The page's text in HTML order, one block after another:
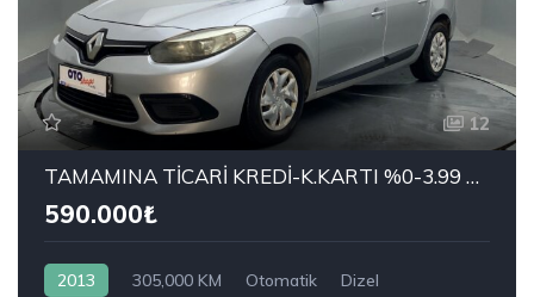
12
TAMAMINA TİCARİ KREDİ-K.KARTI %0-3.99 ÇEK-2.99 SENET-ÇKS SATIŞ
590.000₺
2013 305,000 KM Otomatik
Dizel